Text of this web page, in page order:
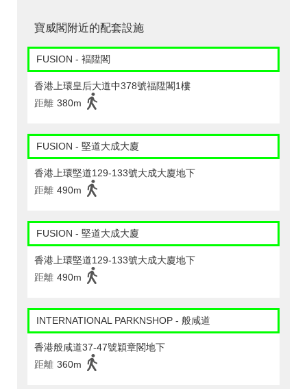
寶威閣附近的配套設施
FUSION - 褔陞閣
香港上環皇后大道中378號福陞閣1樓
距離 380m
FUSION - 堅道大成大廈
香港上環堅道129-133號大成大廈地下
距離 490m
FUSION - 堅道大成大廈
香港上環堅道129-133號大成大廈地下
距離 490m
INTERNATIONAL PARKNSHOP - 般咸道
香港般咸道37-47號穎章閣地下
距離 360m